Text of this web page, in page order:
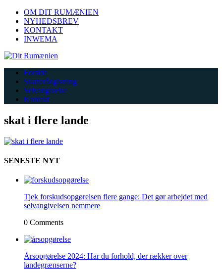
OM DIT RUMÆNIEN
NYHEDSBREV
KONTAKT
INWEMA
Forside
Skatterådgivning
Selvangivelse
Kontakt
skat i flere lande
SENESTE NYT
Tjek forskudsopgørelsen flere gange: Det gør arbejdet med
selvangivelsen nemmere
0 Comments
Årsopgørelse 2024: Har du forhold, der rækker over
landegrænserne?